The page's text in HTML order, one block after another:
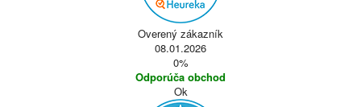
Overený zákazník
08.01.2026
0%
Odporúča obchod
Ok